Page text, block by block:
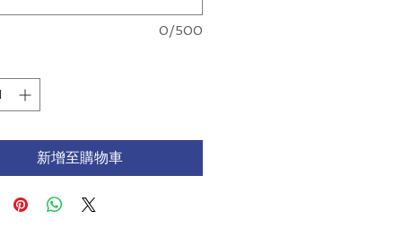
0/500
新增至購物車